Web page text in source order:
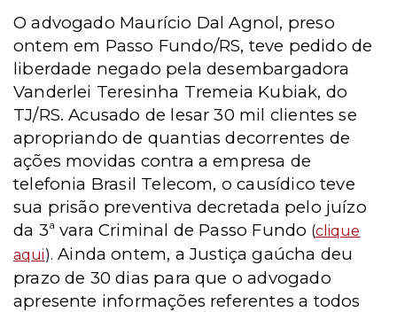
O advogado Maurício Dal Agnol, preso
ontem em Passo Fundo/RS, teve pedido de
liberdade negado pela desembargadora
Vanderlei Teresinha Tremeia Kubiak, do
TJ/RS. Acusado de lesar 30 mil clientes se
apropriando de quantias decorrentes de
ações movidas contra a empresa de
telefonia Brasil Telecom, o causídico teve
sua prisão preventiva decretada pelo juízo
da 3ª vara Criminal de Passo Fundo (clique
aqui). Ainda ontem, a Justiça gaúcha deu
prazo de 30 dias para que o advogado
apresente informações referentes a todos